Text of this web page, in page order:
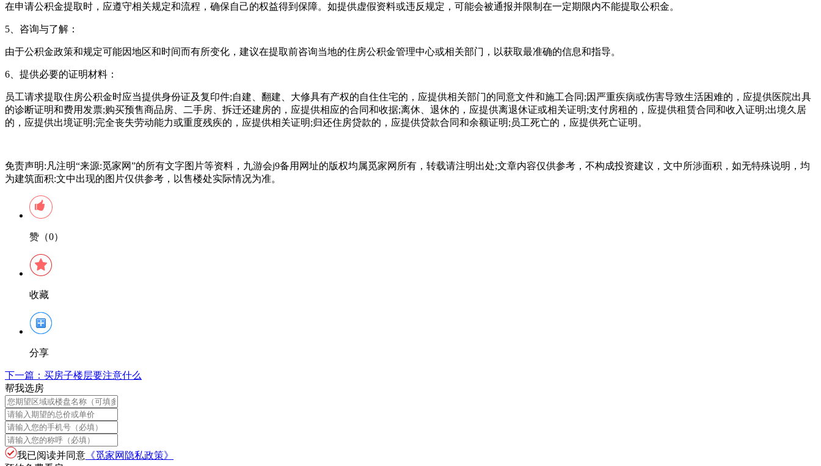
在申请公积金提取时，应遵守相关规定和流程，确保自己的权益得到保障。如提供虚假资料或违反规定，可能会被通报并限制在一定期限内不能提取公积金。
5、咨询与了解：
由于公积金政策和规定可能因地区和时间而有所变化，建议在提取前咨询当地的住房公积金管理中心或相关部门，以获取最准确的信息和指导。
6、提供必要的证明材料：
员工请求提取住房公积金时应当提供身份证及复印件;自建、翻建、大修具有产权的自住住宅的，应提供相关部门的同意文件和施工合同;因严重疾病或伤害导致生活困难的，应提供医院出具
的诊断证明和费用发票;购买预售商品房、二手房、拆迁还建房的，应提供相应的合同和收据;离休、退休的，应提供离退休证或相关证明;支付房租的，应提供租赁合同和收入证明;出境久居
的，应提供出境证明;完全丧失劳动能力或重度残疾的，应提供相关证明;归还住房贷款的，应提供贷款合同和余额证明;员工死亡的，应提供死亡证明。
免责声明:凡注明“来源:觅家网”的所有文字图片等资料，九游会j9备用网址的版权均属觅家网所有，转载请注明出处;文章内容仅供参考，不构成投资建议，文中所涉面积，如无特殊说明，均
为建筑面积:文中出现的图片仅供参考，以售楼处实际情况为准。
赞（0）
收藏
分享
下一篇： 买房子楼层要注意什么
帮我选房
我已阅读并同意 《觅家网隐私政策》